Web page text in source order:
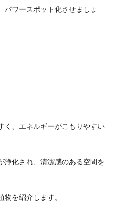
パワースポット化させましょ
く、エネルギーがこもりやすい
浄化され、清潔感のある空間を
を紹介します。